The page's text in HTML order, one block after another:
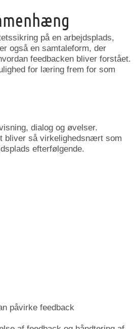
på en arbejdsplads,
også en samtaleform, der
feedbacken bliver forstået.
for læring frem for som
dialog og øvelser.
bliver så virkelighedsnært som
efterfølgende.
påvirke feedback